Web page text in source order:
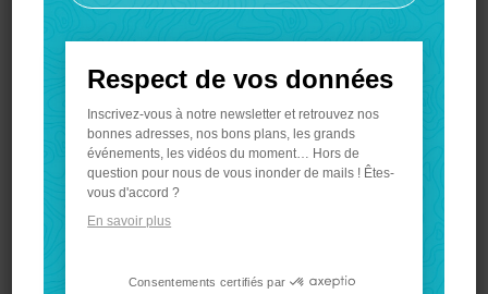
principe prioritaires, ralentissez lors des
croisements ou arrêtez-vous si la configuration du
terrain vous y oblige.
Merci et bonne randonnée !
Signaler un problème
Respect de vos données
Inscrivez-vous à notre newsletter et retrouvez nos
bonnes adresses, nos bons plans, les grands
événements, les vidéos du moment… Hors de
question pour nous de vous inonder de mails ! Êtes-
vous d'accord ?
En savoir plus
Consentements certifiés par